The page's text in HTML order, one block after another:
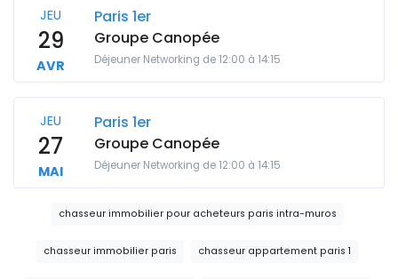
JEU
29
AVR
Paris 1er
Groupe Canopée
Déjeuner Networking de 12:00 à 14:15
JEU
27
MAI
Paris 1er
Groupe Canopée
Déjeuner Networking de 12:00 à 14:15
chasseur immobilier pour acheteurs paris intra-muros
chasseur immobilier paris chasseur appartement paris 1